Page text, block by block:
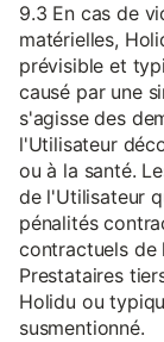
9.3 En cas de
matérielles,
prévisible et
causé par une
s'agisse des
l'Utilisateur
ou à la santé.
de l'Utilisateur
pénalités
contractuels de
Prestataires
Holidu ou
susmentionné.